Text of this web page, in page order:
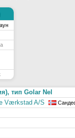
тип Golar Nel
Værkstad A/S